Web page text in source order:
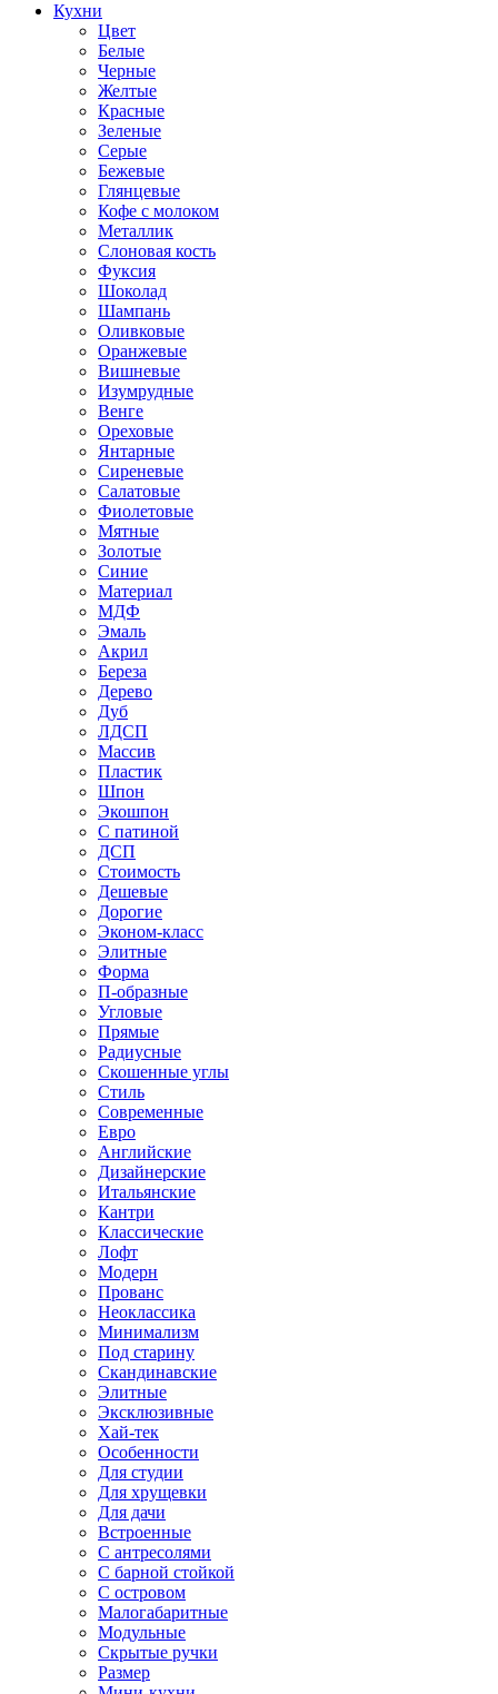
Кухни
Цвет
Белые
Черные
Желтые
Красные
Зеленые
Серые
Бежевые
Глянцевые
Кофе с молоком
Металлик
Слоновая кость
Фуксия
Шоколад
Шампань
Оливковые
Оранжевые
Вишневые
Изумрудные
Венге
Ореховые
Янтарные
Сиреневые
Салатовые
Фиолетовые
Мятные
Золотые
Синие
Материал
МДФ
Эмаль
Акрил
Береза
Дерево
Дуб
ЛДСП
Массив
Пластик
Шпон
Экошпон
С патиной
ДСП
Стоимость
Дешевые
Дорогие
Эконом-класс
Элитные
Форма
П-образные
Угловые
Прямые
Радиусные
Скошенные углы
Стиль
Современные
Евро
Английские
Дизайнерские
Итальянские
Кантри
Классические
Лофт
Модерн
Прованс
Неоклассика
Минимализм
Под старину
Скандинавские
Элитные
Эксклюзивные
Хай-тек
Особенности
Для студии
Для хрущевки
Для дачи
Встроенные
С антресолями
С барной стойкой
С островом
Малогабаритные
Модульные
Скрытые ручки
Размер